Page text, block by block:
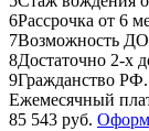
6Рассрочка от 6
7Возможность
8Достаточно 2-х
9Гражданство РФ.
Ежемесячный
85 543 руб.